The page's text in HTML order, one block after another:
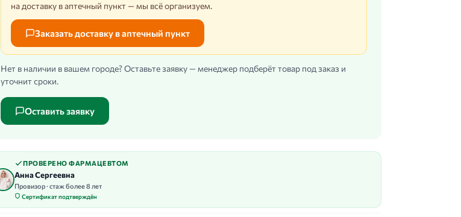
на доставку в аптечный пункт — мы всё организуем.
Заказать доставку в аптечный пункт
Нет в наличии в вашем городе? Оставьте заявку — менеджер подберёт товар под заказ и
уточнит сроки.
Оставить заявку
ПРОВЕРЕНО ФАРМАЦЕВТОМ
Анна Сергеевна
Провизор · стаж более 8 лет
Сертификат подтверждён